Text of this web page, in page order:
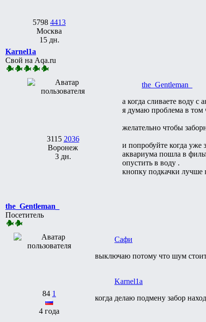
5798 4413
Москва
15 дн.
Karnel1a
Свой на Aqa.ru
3115 2036
Воронеж
3 дн.
the_Gentleman_
а когда сливаете воду с
я думаю проблема в том
желательно чтобы
и попробуйте когда
аквариума пошла в
опустить в воду .
кнопку подкачки лучше
the_Gentleman_
Посетитель
84 1
4 года
Сафи
выключаю потому что шум
Karnel1a
когда делаю подмену забор